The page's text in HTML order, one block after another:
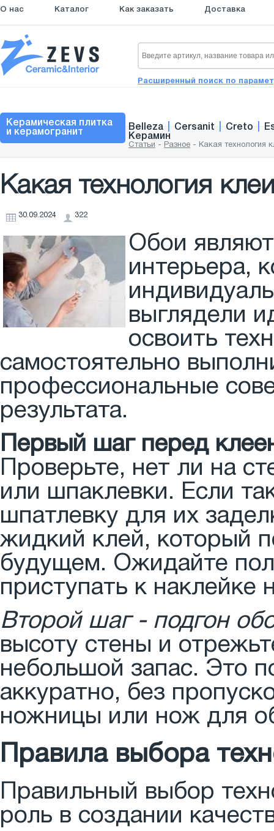
О нас Каталог Как заказать Доставка
Расширенный поиск по
Керамическая плитка
и керамогранит
Belleza Cersanit Creto
Керамин
Статьи - Разное - Какая технология
Какая технология
30.09.2024 322
Обои
интерьера,
выглядели
освоить
самостоятельно
профессиональные
результата.
Первый шаг перед
Проверьте, нет ли на
или шпаклевки. Если
шпатлевку для их
жидкий клей, который
будущем. Ожидайте
приступать к наклейке
Второй шаг - подгон
высоту стены и
небольшой запас. Это
аккуратно, без
ножницы или нож для
Правила выбора
Правильный выбор
роль в создании